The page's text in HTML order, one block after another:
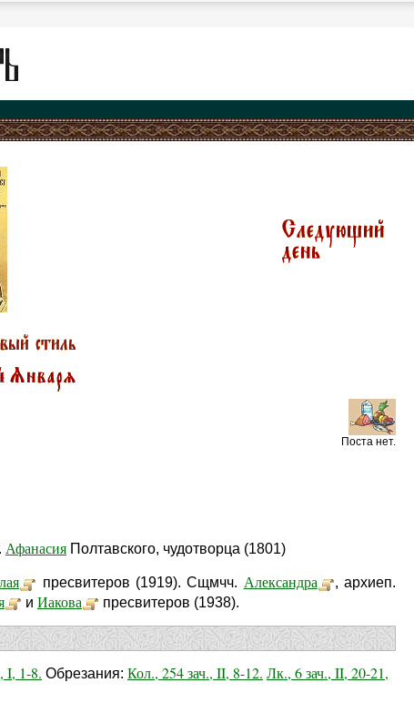
Поста нет.
Афанасия Полтавского, чудотворца (1801)
пресвитеров (1919). Cщмчч. Александра
, архиеп.
и Иакова пресвитеров (1938).
I, 1-8. Обрезания: Кол., 254 зач., II, 8-12. Лк., 6 зач., II, 20-21,